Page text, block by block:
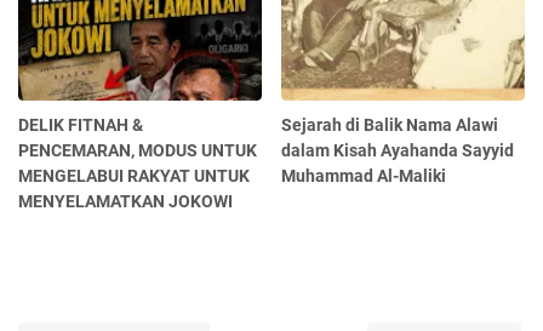
DELIK FITNAH &
PENCEMARAN, MODUS UNTUK
MENGELABUI RAKYAT UNTUK
MENYELAMATKAN JOKOWI
Sejarah di Balik Nama Alawi
dalam Kisah Ayahanda Sayyid
Muhammad Al-Maliki